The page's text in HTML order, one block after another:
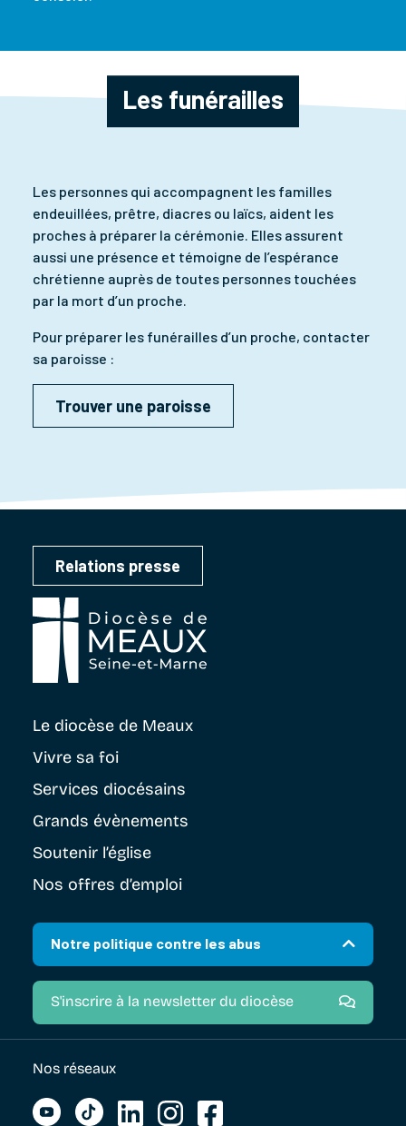
Les funérailles
Les personnes qui accompagnent les familles
endeuillées, prêtre, diacres ou laïcs, aident les
proches à préparer la cérémonie. Elles assurent
aussi une présence et témoigne de l’espérance
chrétienne auprès de toutes personnes touchées
par la mort d’un proche.
Pour préparer les funérailles d’un proche, contacter
sa paroisse :
Trouver une paroisse
Relations presse
Le diocèse de Meaux
Vivre sa foi
Services diocésains
Grands évènements
Soutenir l’église
Nos offres d’emploi
Notre politique contre les abus
S'inscrire à la newsletter du diocèse
Nos réseaux